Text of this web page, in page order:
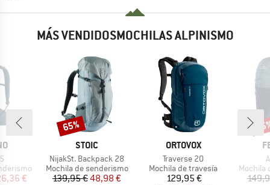
MÁS VENDIDOSMOCHILAS ALPINISMO
reducido
€
MARCA
STOIC
Artículo
NijakSt. Backpack 28
Product group
Mochila de senderismo
Precio
139,95 €Precio reducido
48,98 €
Descuento
65%
MARCA
ORTOVOX
Artículo
Traverse 20
Product group
Mochila de travesía
Precio
129,95 €
Product
Mochila